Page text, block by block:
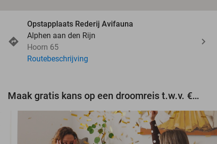
Opstapplaats Rederij Avifauna
Alphen aan den Rijn
Hoorn 65
Routebeschrijving
Maak gratis kans op een droomreis t.w.v. €3.000!